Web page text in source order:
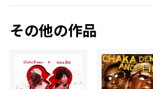
その他の作品